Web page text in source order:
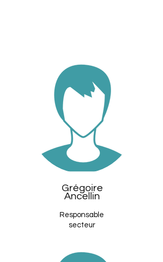
Grégoire
Ancellin
Responsable
secteur